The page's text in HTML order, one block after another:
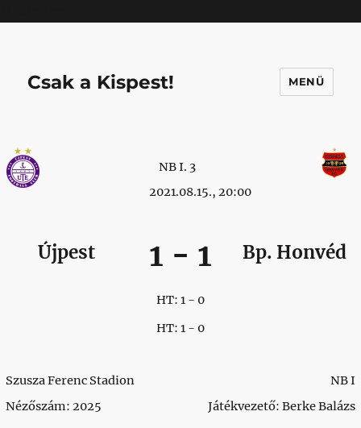
Csak a Kispest! MENÜ
NB I. 3
2021.08.15., 20:00
Újpest 1 - 1 Bp. Honvéd
HT: 1 - 0
HT: 1 - 0
Szusza Ferenc Stadion
Nézőszám: 2025
NB I
Játékvezető: Berke Balázs